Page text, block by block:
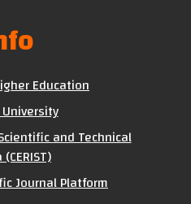
Education
and Technical
Journal Platform